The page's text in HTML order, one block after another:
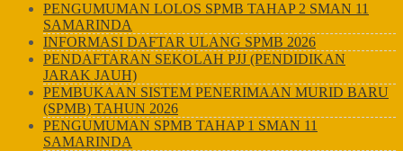
PENGUMUMAN LOLOS SPMB TAHAP 2 SMAN 11
SAMARINDA
INFORMASI DAFTAR ULANG SPMB 2026
PENDAFTARAN SEKOLAH PJJ (PENDIDIKAN
JARAK JAUH)
PEMBUKAAN SISTEM PENERIMAAN MURID BARU
(SPMB) TAHUN 2026
PENGUMUMAN SPMB TAHAP 1 SMAN 11
SAMARINDA